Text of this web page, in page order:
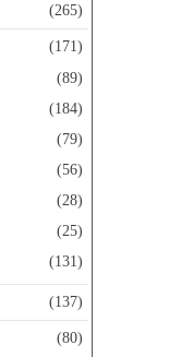
(265)
(171)
(89)
(184)
(79)
(56)
(28)
(25)
(131)
(137)
(80)